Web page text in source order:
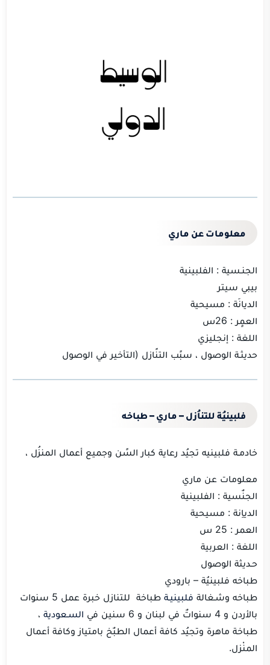
معلومات عن ماري
الجنـسية : الفلبينية
بيبي سيتر
الديانَة : مسيحية
العمٍر : 26س
اللغة : إنجليزي
حديثـة الوصول ، سبًب التنًازل (التأخير في الوصول
فلبينيُة للتناُزل – ماري – طباخه
خادمـة فلبينيه تجيُد رعاية كبار السًن وجميع أعمال المنزُل ،
معلومات عن ماري
الجنٌسية : الفلبينية
الدياِنة : مسيحية
العمر : 25 س
اللغة : العربية
حـديثة الوصول
طباخه فلبينيُة – بارودي
طباخه وشـغالة فلبينيـة
طباخة للتنازل خبرة عمل 5 سنوات
بالأردن و 4 سنواتٌ في لبنان و 6 سنين في
السـعودية ،
طباخة ماهرة وتجيُد كافة أعمال الطبٌخ بامتياز وكافة أعمال
المنْزل.